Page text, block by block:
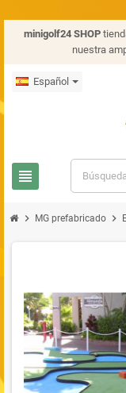
minigolf24 SHOP
nuestra
Español
view_headline
chevron_right MG prefabricado chevron_right